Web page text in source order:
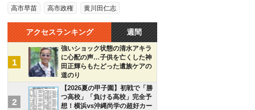
高市早苗 高市政権 黄川田仁志
アクセスランキング 週間
1
強いショック状態の清水アキラ
に心配の声…子供を亡くした神
田正輝らもたどった遺族ケアの
道のり
2
【2026夏の甲子園】初戦で「勝
つ高校」「負ける高校」完全予
想！横浜vs沖縄尚学の超好カー